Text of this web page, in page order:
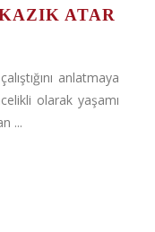
ATAR
anlatmaya
olarak yaşamı
...